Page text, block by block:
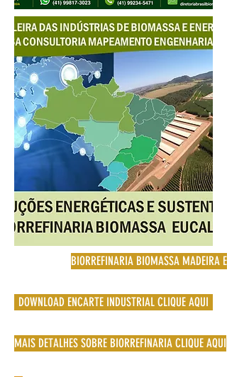
BIORREFINARIA BIOMASSA MADEIRA
DOWNLOAD ENCARTE INDUSTRIAL CLIQUE AQUI
MAIS DETALHES SOBRE BIORREFINARIA CLIQUE AQUI